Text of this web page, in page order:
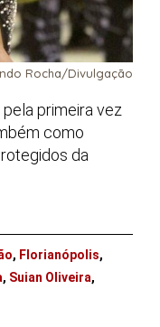
Rocha/Divulgação
primeira vez
como
da
, Florianópolis,
, Suian Oliveira,